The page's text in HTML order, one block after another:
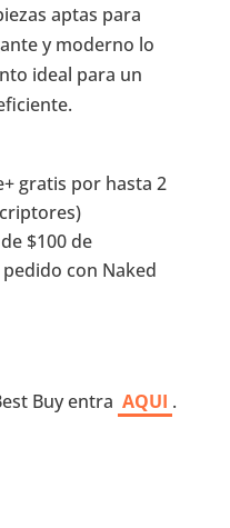
aptas para
y moderno lo
ideal para un
gratis por hasta 2
$100 de
con Naked
Buy entra AQUI .